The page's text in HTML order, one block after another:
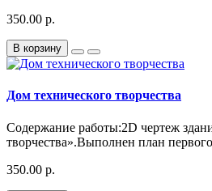
350.00 р.
В корзину
Дом технического творчества
Содержание работы:2D чертеж
творчества».Выполнен план
350.00 р.